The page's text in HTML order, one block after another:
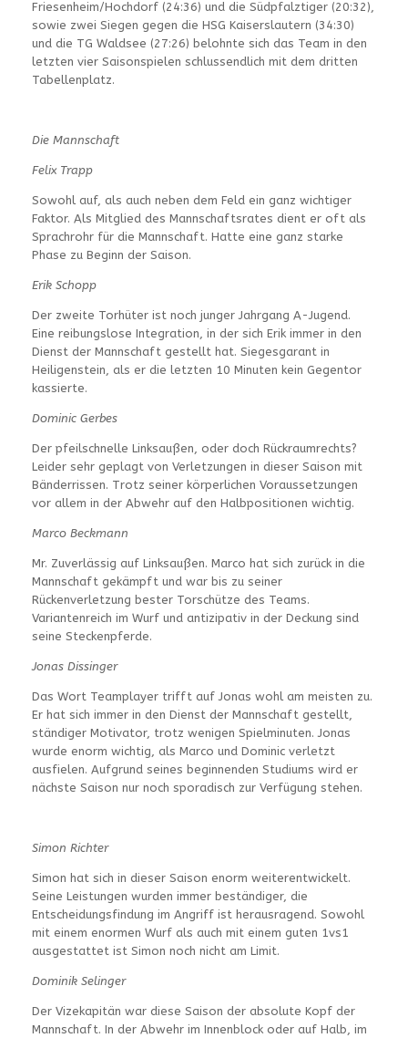
Friesenheim/Hochdorf (24:36) und die Südpfalztiger (20:32),
sowie zwei Siegen gegen die HSG Kaiserslautern (34:30)
und die TG Waldsee (27:26) belohnte sich das Team in den
letzten vier Saisonspielen schlussendlich mit dem dritten
Tabellenplatz.
Die Mannschaft
Felix Trapp
Sowohl auf, als auch neben dem Feld ein ganz wichtiger
Faktor. Als Mitglied des Mannschaftsrates dient er oft als
Sprachrohr für die Mannschaft. Hatte eine ganz starke
Phase zu Beginn der Saison.
Erik Schopp
Der zweite Torhüter ist noch junger Jahrgang A-Jugend.
Eine reibungslose Integration, in der sich Erik immer in den
Dienst der Mannschaft gestellt hat. Siegesgarant in
Heiligenstein, als er die letzten 10 Minuten kein Gegentor
kassierte.
Dominic Gerbes
Der pfeilschnelle Linksaußen, oder doch Rückraumrechts?
Leider sehr geplagt von Verletzungen in dieser Saison mit
Bänderrissen. Trotz seiner körperlichen Voraussetzungen
vor allem in der Abwehr auf den Halbpositionen wichtig.
Marco Beckmann
Mr. Zuverlässig auf Linksaußen. Marco hat sich zurück in die
Mannschaft gekämpft und war bis zu seiner
Rückenverletzung bester Torschütze des Teams.
Variantenreich im Wurf und antizipativ in der Deckung sind
seine Steckenpferde.
Jonas Dissinger
Das Wort Teamplayer trifft auf Jonas wohl am meisten zu.
Er hat sich immer in den Dienst der Mannschaft gestellt,
ständiger Motivator, trotz wenigen Spielminuten. Jonas
wurde enorm wichtig, als Marco und Dominic verletzt
ausfielen. Aufgrund seines beginnenden Studiums wird er
nächste Saison nur noch sporadisch zur Verfügung stehen.
Simon Richter
Simon hat sich in dieser Saison enorm weiterentwickelt.
Seine Leistungen wurden immer beständiger, die
Entscheidungsfindung im Angriff ist herausragend. Sowohl
mit einem enormen Wurf als auch mit einem guten 1vs1
ausgestattet ist Simon noch nicht am Limit.
Dominik Selinger
Der Vizekapitän war diese Saison der absolute Kopf der
Mannschaft. In der Abwehr im Innenblock oder auf Halb, im